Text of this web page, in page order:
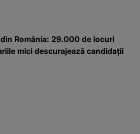
România: 29.000 de locuri
mici descurajează candidații